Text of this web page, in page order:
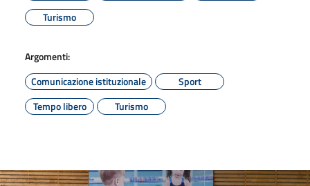
Turismo
Argomenti:
Comunicazione istituzionale
Sport
Tempo libero
Turismo